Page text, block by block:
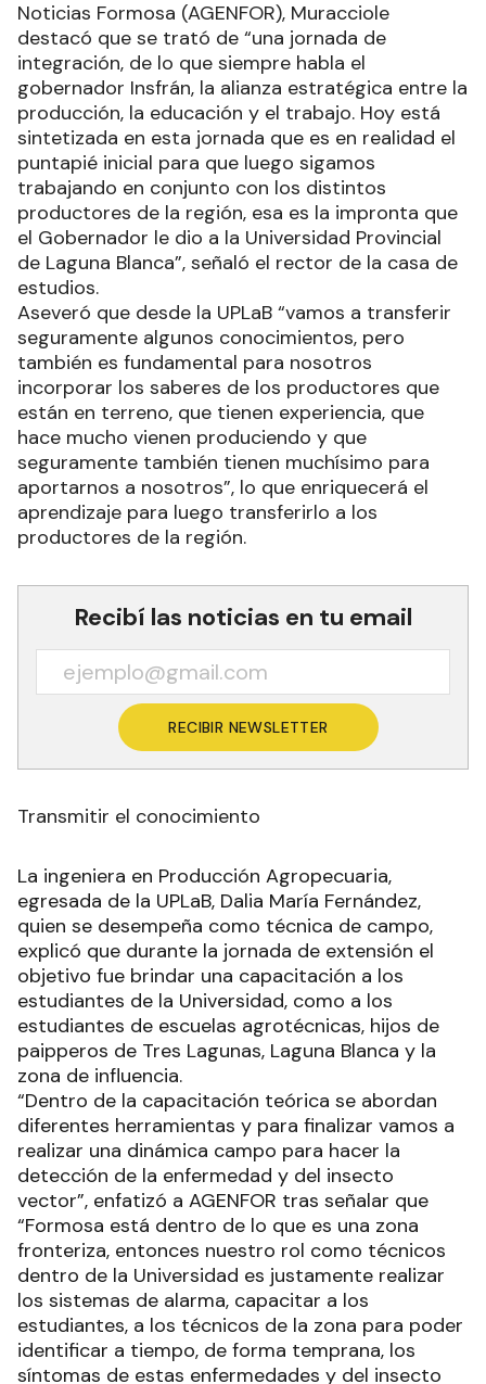
Noticias Formosa (AGENFOR), Muracciole
destacó que se trató de “una jornada de
integración, de lo que siempre habla el
gobernador Insfrán, la alianza estratégica entre la
producción, la educación y el trabajo. Hoy está
sintetizada en esta jornada que es en realidad el
puntapié inicial para que luego sigamos
trabajando en conjunto con los distintos
productores de la región, esa es la impronta que
el Gobernador le dio a la Universidad Provincial
de Laguna Blanca”, señaló el rector de la casa de
estudios.
Aseveró que desde la UPLaB “vamos a transferir
seguramente algunos conocimientos, pero
también es fundamental para nosotros
incorporar los saberes de los productores que
están en terreno, que tienen experiencia, que
hace mucho vienen produciendo y que
seguramente también tienen muchísimo para
aportarnos a nosotros”, lo que enriquecerá el
aprendizaje para luego transferirlo a los
productores de la región.
Recibí las noticias en tu email
RECIBIR NEWSLETTER
Transmitir el conocimiento
La ingeniera en Producción Agropecuaria,
egresada de la UPLaB, Dalia María Fernández,
quien se desempeña como técnica de campo,
explicó que durante la jornada de extensión el
objetivo fue brindar una capacitación a los
estudiantes de la Universidad, como a los
estudiantes de escuelas agrotécnicas, hijos de
paipperos de Tres Lagunas, Laguna Blanca y la
zona de influencia.
“Dentro de la capacitación teórica se abordan
diferentes herramientas y para finalizar vamos a
realizar una dinámica campo para hacer la
detección de la enfermedad y del insecto
vector”, enfatizó a AGENFOR tras señalar que
“Formosa está dentro de lo que es una zona
fronteriza, entonces nuestro rol como técnicos
dentro de la Universidad es justamente realizar
los sistemas de alarma, capacitar a los
estudiantes, a los técnicos de la zona para poder
identificar a tiempo, de forma temprana, los
síntomas de estas enfermedades y del insecto